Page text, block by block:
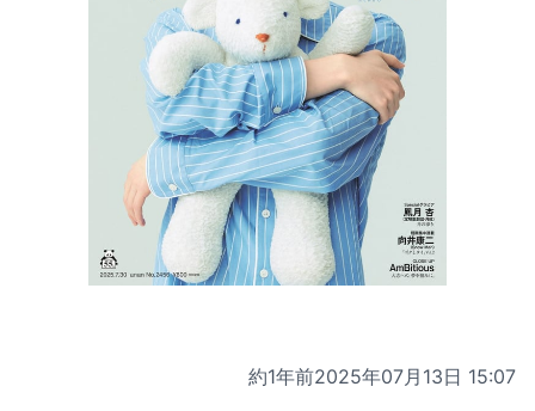
約1年前2025年07月13日 15:07